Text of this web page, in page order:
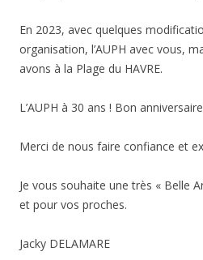
En 2023, avec quelques
organisation, l’AUPH avec vous,
avons à la Plage du HAVRE.
L’AUPH à 30 ans ! Bon
Merci de nous faire confiance et
Je vous souhaite une très « Belle
et pour vos proches.
Jacky DELAMARE